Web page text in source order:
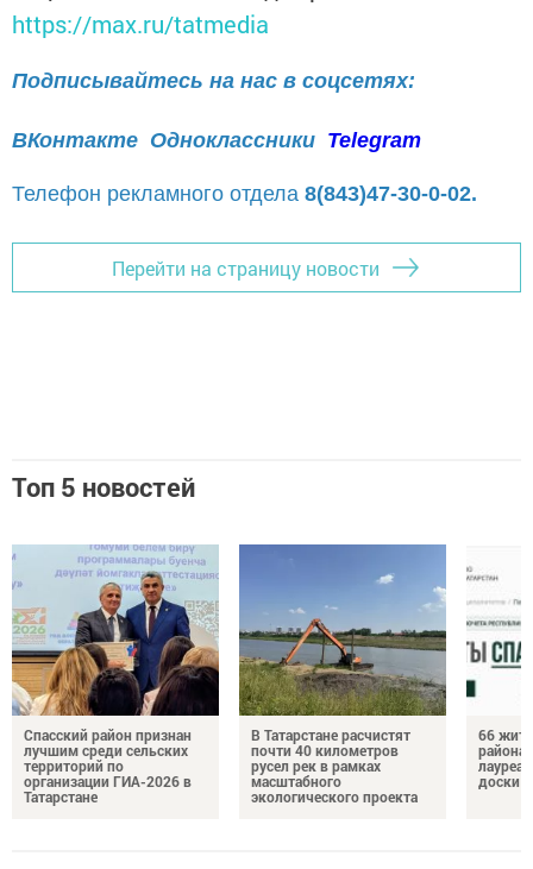
https://max.ru/tatmedia
Подписывайтесь на нас в соцсетях:
ВКонтакте Одноклассники Telegram
Телефон рекламного отдела 8(843)47-30-0-02.
Перейти на страницу новости
Топ 5 новостей
Спасский район признан
лучшим среди сельских
территорий по
организации ГИА-2026 в
Татарстане
В Татарстане расчистят
почти 40 километров
русел рек в рамках
масштабного
экологического проекта
66
района
доски